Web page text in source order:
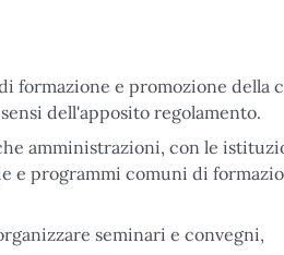
formazione e promozione della
dell'apposito regolamento.
amministrazioni, con le
e programmi comuni di
seminari e convegni,